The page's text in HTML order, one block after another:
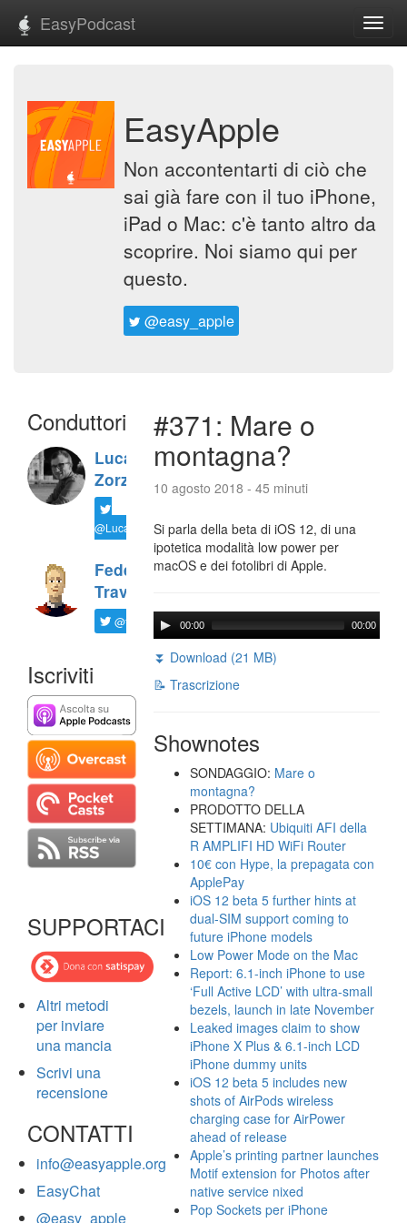
EasyPodcast
EasyApple
Non accontentarti di ciò che
sai già fare con il tuo iPhone,
iPad o Mac: c'è tanto altro da
scoprire. Noi siamo qui per
questo.
@easy_apple
Conduttori
Luca
Zorzi
@LucaTNT
Federico
Travaini
@ftrava
Iscriviti
SUPPORTACI
Altri metodi
per inviare
una mancia
Scrivi una
recensione
CONTATTI
info@easyapple.org
EasyChat
@easy_apple
#371: Mare o
montagna?
10 agosto 2018 - 45 minuti
Si parla della beta di iOS 12, di una
ipotetica modalità low power per
macOS e dei fotolibri di Apple.
00:00 00:00
⏬ Download (21 MB)
📝 Trascrizione
Shownotes
SONDAGGIO: Mare o
montagna?
PRODOTTO DELLA
SETTIMANA: Ubiquiti AFI della
R AMPLIFI HD WiFi Router
10€ con Hype, la prepagata con
ApplePay
iOS 12 beta 5 further hints at
dual-SIM support coming to
future iPhone models
Low Power Mode on the Mac
Report: 6.1-inch iPhone to use
‘Full Active LCD’ with ultra-small
bezels, launch in late November
Leaked images claim to show
iPhone X Plus & 6.1-inch LCD
iPhone dummy units
iOS 12 beta 5 includes new
shots of AirPods wireless
charging case for AirPower
ahead of release
Apple’s printing partner launches
Motif extension for Photos after
native service nixed
Pop Sockets per iPhone